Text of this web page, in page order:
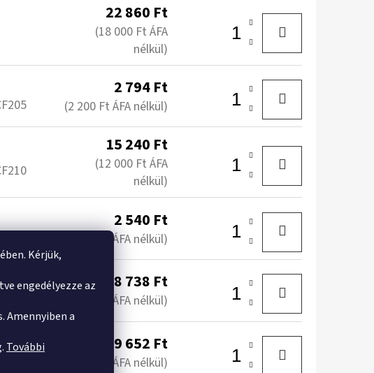
Kérjük,
engedélyezze az
a
További
22 860 Ft
(18 000 Ft ÁFA
nélkül)
2 794 Ft
(2 200 Ft ÁFA nélkül)
15 240 Ft
(12 000 Ft ÁFA
nélkül)
2 540 Ft
(2 000 Ft ÁFA nélkül)
8 738 Ft
(6 880 Ft ÁFA nélkül)
9 652 Ft
(7 600 Ft ÁFA nélkül)